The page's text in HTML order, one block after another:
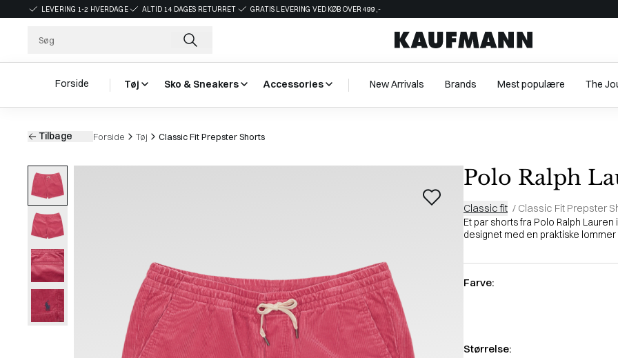
LEVERING 1-2 HVERDAGE ALTID 14 DAGES RETURRET GRATIS LEVERING VED KØB OVER 499,-
Forside Tøj Sko & Sneakers Accessories New Arrivals Brands Mest populære The
Tilbage Forside Tøj Classic Fit Prepster Shorts
Polo Ralph
Classic fit / Classic Fit Prepster
Et par shorts fra Polo Ralph
designet med en praktiske lommer
Farve:
Størrelse: